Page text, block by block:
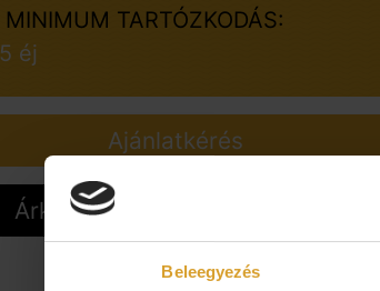
Beleegyezés
MINIMUM TARTÓZKODÁS:
5 éj
Ajánlatkérés
Árkalkuláció & Online foglalás